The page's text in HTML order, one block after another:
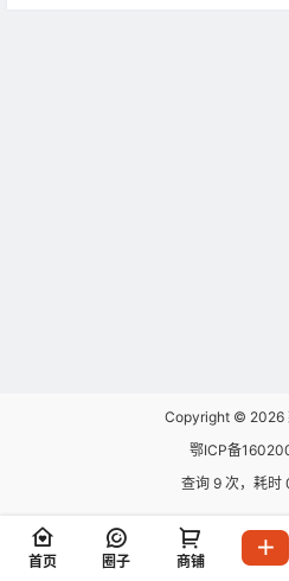
Copyright © 2026
鄂ICP备
查询 9 次，耗时
首页 圈子 商铺